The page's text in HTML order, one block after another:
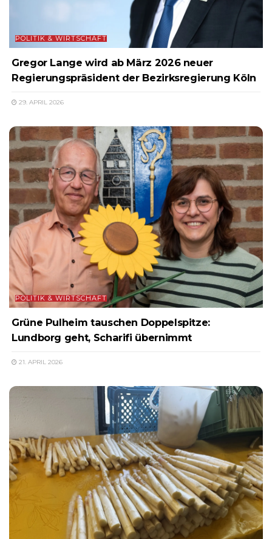
POLITIK & WIRTSCHAFT
Gregor Lange wird ab März 2026 neuer
Regierungspräsident der Bezirksregierung Köln
29. APRIL 2026
POLITIK & WIRTSCHAFT
Grüne Pulheim tauschen Doppelspitze:
Lundborg geht, Scharifi übernimmt
21. APRIL 2026